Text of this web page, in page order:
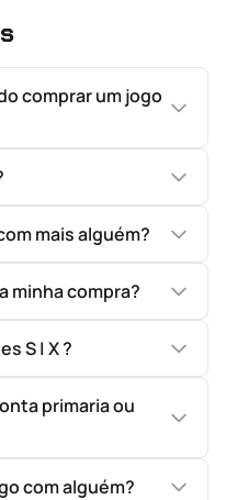
comprar um jogo
mais alguém?
minha compra?
S | X ?
primaria ou
com alguém?